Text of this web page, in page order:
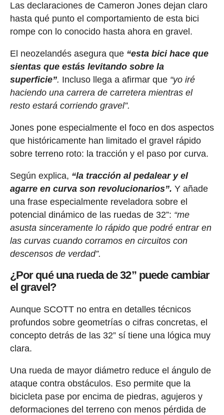
Las declaraciones de Cameron Jones dejan claro
hasta qué punto el comportamiento de esta bici
rompe con lo conocido hasta ahora en gravel.
El neozelandés asegura que “esta bici hace que
sientas que estás levitando sobre la
superficie”. Incluso llega a afirmar que “yo iré
haciendo una carrera de carretera mientras el
resto estará corriendo gravel”.
Jones pone especialmente el foco en dos aspectos
que históricamente han limitado el gravel rápido
sobre terreno roto: la tracción y el paso por curva.
Según explica, “la tracción al pedalear y el
agarre en curva son revolucionarios”. Y añade
una frase especialmente reveladora sobre el
potencial dinámico de las ruedas de 32”: “me
asusta sinceramente lo rápido que podré entrar en
las curvas cuando corramos en circuitos con
descensos de verdad”.
¿Por qué una rueda de 32” puede cambiar
el gravel?
Aunque SCOTT no entra en detalles técnicos
profundos sobre geometrías o cifras concretas, el
concepto detrás de las 32” sí tiene una lógica muy
clara.
Una rueda de mayor diámetro reduce el ángulo de
ataque contra obstáculos. Eso permite que la
bicicleta pase por encima de piedras, agujeros y
deformaciones del terreno con menos pérdida de